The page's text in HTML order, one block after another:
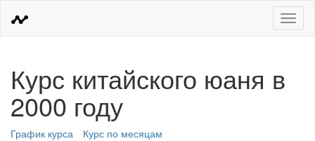
Меню
Курс китайского юаня в
2000 году
График курса
Курс по месяцам